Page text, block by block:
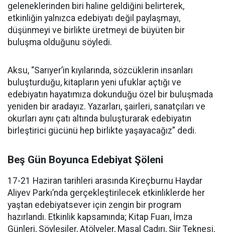
geleneklerinden biri haline geldiğini belirterek,
etkinliğin yalnızca edebiyatı değil paylaşmayı,
düşünmeyi ve birlikte üretmeyi de büyüten bir
buluşma olduğunu söyledi.
Aksu, “Sarıyer’in kıyılarında, sözcüklerin insanları
buluşturduğu, kitapların yeni ufuklar açtığı ve
edebiyatın hayatımıza dokunduğu özel bir buluşmada
yeniden bir aradayız. Yazarları, şairleri, sanatçıları ve
okurları aynı çatı altında buluşturarak edebiyatın
birleştirici gücünü hep birlikte yaşayacağız” dedi.
Beş Gün Boyunca Edebiyat Şöleni
17-21 Haziran tarihleri arasında Kireçburnu Haydar
Aliyev Parkı’nda gerçekleştirilecek etkinliklerde her
yaştan edebiyatsever için zengin bir program
hazırlandı. Etkinlik kapsamında; Kitap Fuarı, İmza
Günleri, Söyleşiler, Atölyeler, Masal Çadırı, Şiir Teknesi,